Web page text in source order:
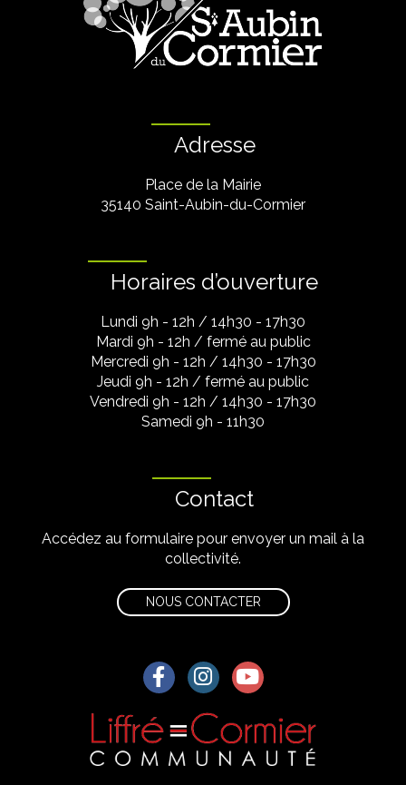
Adresse
Place de la Mairie
35140 Saint-Aubin-du-Cormier
Horaires d’ouverture
Lundi 9h - 12h / 14h30 - 17h30
Mardi 9h - 12h / fermé au public
Mercredi 9h - 12h / 14h30 - 17h30
Jeudi 9h - 12h / fermé au public
Vendredi 9h - 12h / 14h30 - 17h30
Samedi 9h - 11h30
Contact
Accédez au formulaire pour envoyer un mail à la
collectivité.
NOUS CONTACTER
Lien vers le compte Facebook
Lien vers le compte
Lien vers la chaîne